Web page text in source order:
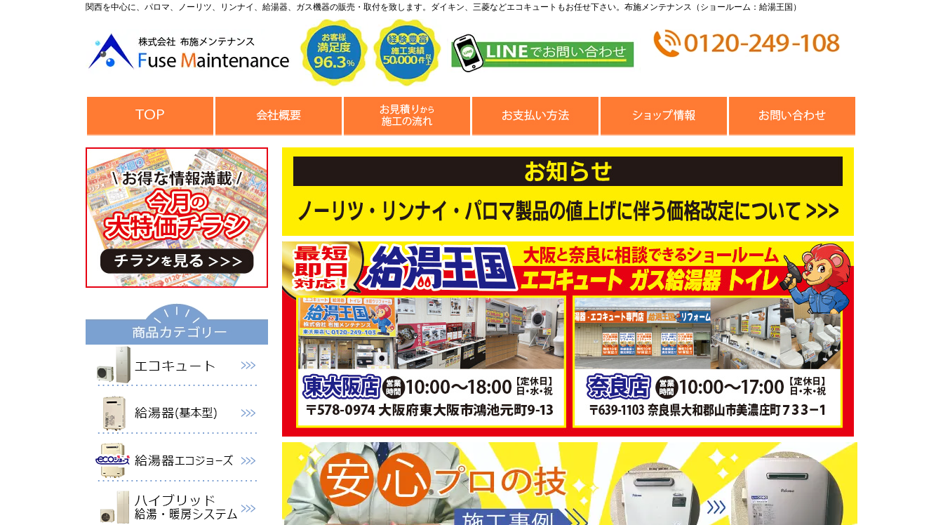
関西を中心に、パロマ、ノーリツ、リンナイ、給湯器、ガス機器の販売・取付を致します。ダイキン、三菱などエコキュートもお任せ下さい。布施メンテナンス（ショールーム：給湯王国）